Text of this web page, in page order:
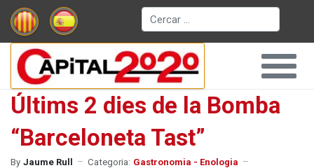
Cerca
Últims 2 dies de la Bomba
“Barceloneta Tast”
By Jaume Rull Categoria: Gastronomia - Enologia